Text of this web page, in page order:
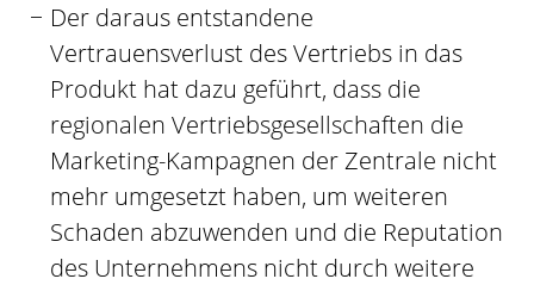
Der daraus entstandene
Vertrauensverlust des Vertriebs in das
Produkt hat dazu geführt, dass die
regionalen Vertriebsgesellschaften die
Marketing-Kampagnen der Zentrale nicht
mehr umgesetzt haben, um weiteren
Schaden abzuwenden und die Reputation
des Unternehmens nicht durch weitere